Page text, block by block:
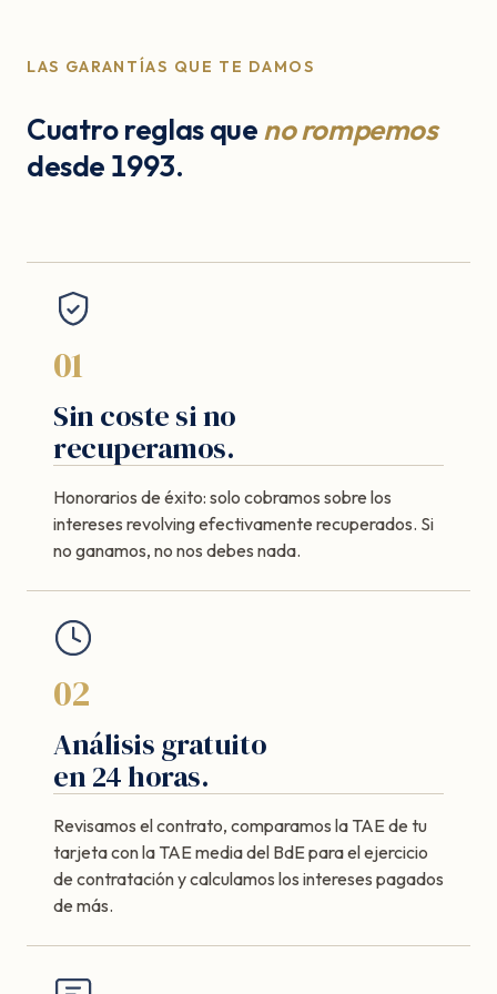
LAS GARANTÍAS QUE TE DAMOS
Cuatro reglas queno rompemos
desde 1993.
01
Sin coste si no
recuperamos.
Honorarios de éxito: solo cobramos sobre los
intereses revolving efectivamente recuperados. Si
no ganamos, no nos debes nada.
02
Análisis gratuito
en 24 horas.
Revisamos el contrato, comparamos la TAE de tu
tarjeta con la TAE media del BdE para el ejercicio
de contratación y calculamos los intereses pagados
de más.